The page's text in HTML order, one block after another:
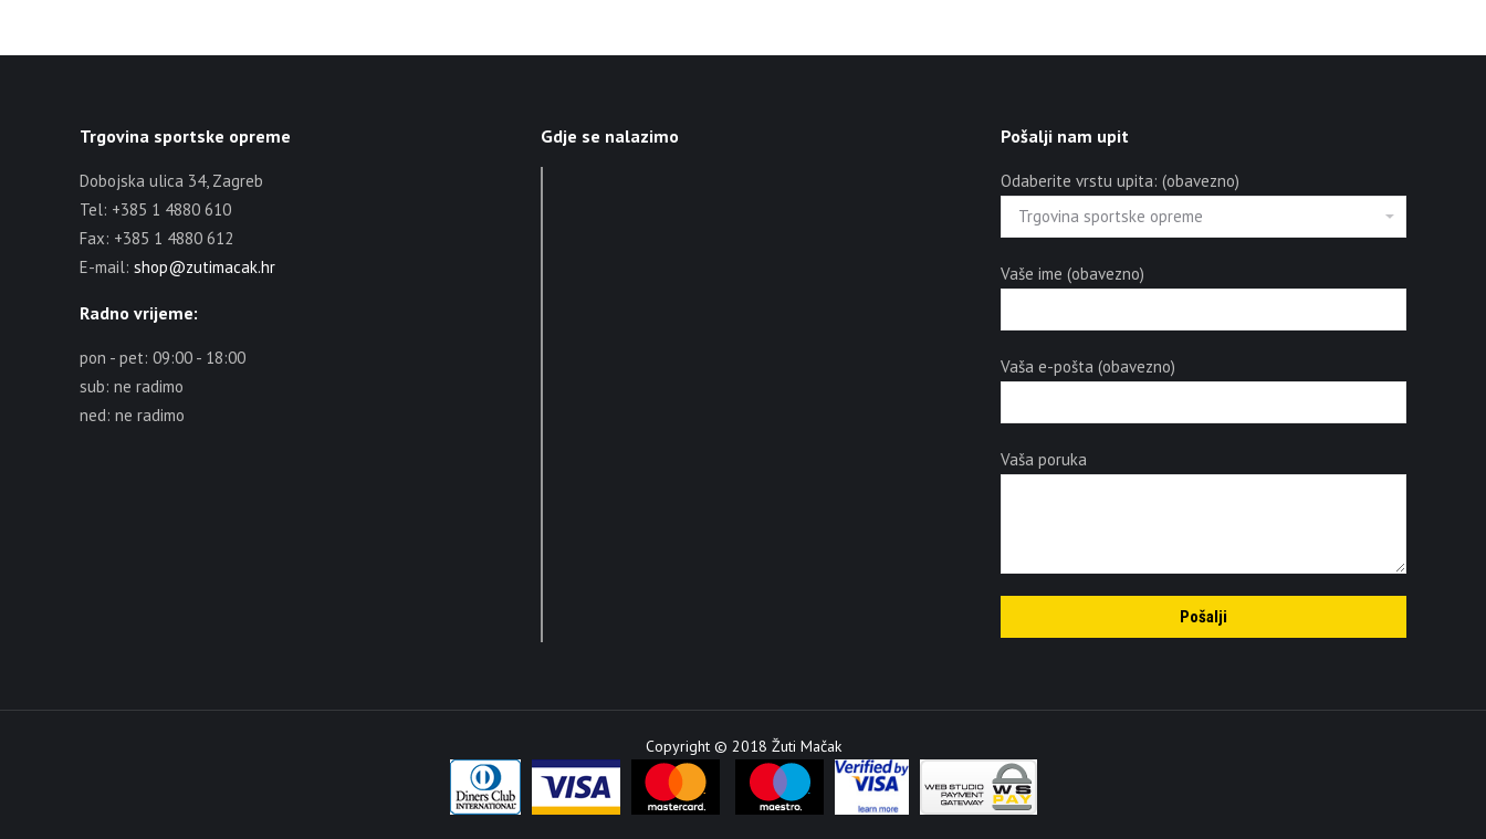
Trgovina sportske opreme
Dobojska ulica 34, Zagreb
Tel: +385 1 4880 610
Fax: +385 1 4880 612
E-mail: shop@zutimacak.hr
Radno vrijeme:
pon - pet: 09:00 - 18:00
sub: ne radimo
ned: ne radimo
Gdje se nalazimo Pošalji nam upit
Odaberite vrstu upita: (obavezno)
Vaše ime (obavezno)
Vaša e-pošta (obavezno)
Vaša poruka
Copyright © 2018 Žuti Mačak